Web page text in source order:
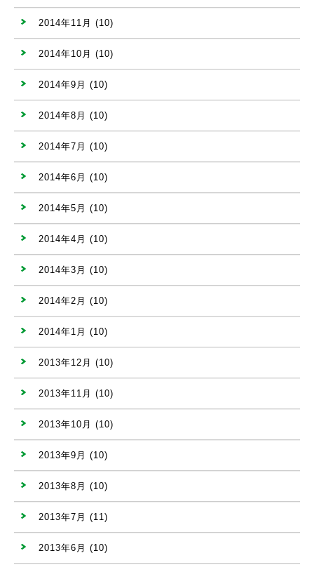
2014年11月 (10)
2014年10月 (10)
2014年9月 (10)
2014年8月 (10)
2014年7月 (10)
2014年6月 (10)
2014年5月 (10)
2014年4月 (10)
2014年3月 (10)
2014年2月 (10)
2014年1月 (10)
2013年12月 (10)
2013年11月 (10)
2013年10月 (10)
2013年9月 (10)
2013年8月 (10)
2013年7月 (11)
2013年6月 (10)